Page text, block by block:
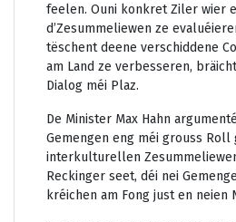
feelen. Ouni konkret Ziler wier
d’Zesummeliewen ze
tëschent deene verschiddene
am Land ze verbesseren,
Dialog méi Plaz.
De Minister Max Hahn
Gemengen eng méi grouss Roll
interkulturellen
Reckinger seet, déi nei
kréichen am Fong just en neien